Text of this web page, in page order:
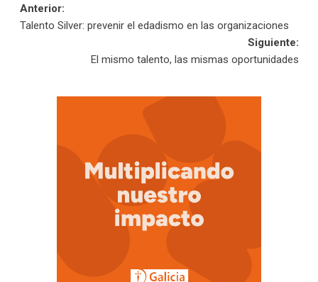
Navegación
entradas
Anterior:
Talento Silver: prevenir el edadismo en las organizaciones
Siguiente:
El mismo talento, las mismas oportunidades